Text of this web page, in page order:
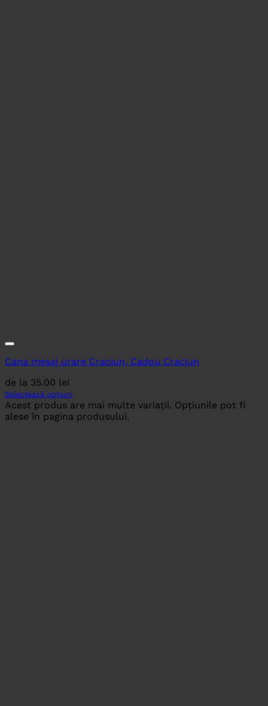
Cana mesaj urare Craciun, Cadou Craciun
de la 35.00 lei
Selectează opțiuni
Acest produs are mai multe variații. Opțiunile pot fi
alese în pagina produsului.